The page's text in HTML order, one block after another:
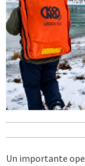
Un importante